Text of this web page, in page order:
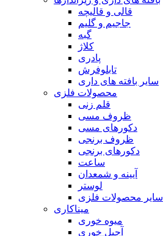
قالی و قالیچه
جاجیم و گلیم
گبه
کلاژ
پادری
تابلوفرش
سایر بافته های داری
محصولات فلزی
قلم زنی
ظروف مسی
دکورهای مسی
ظروف برنجی
دکورهای برنجی
ساعت
آیینه و شمعدان
لوستر
سایر محصولات فلزی
میناکاری
میوه خوری
آجیل خوری